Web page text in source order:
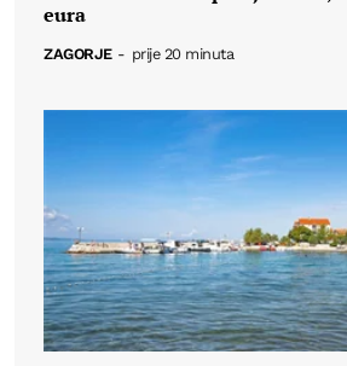
eura
ZAGORJE - prije 20 minuta